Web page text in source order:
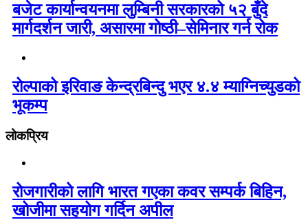
बजेट कार्यान्वयनमा लुम्बिनी सरकारको ५२ बुँदे
मार्गदर्शन जारी, असारमा गोष्ठी–सेमिनार गर्न रोक
रोल्पाको इरिवाङ केन्द्रबिन्दु भएर ४.४ म्याग्निच्युडको
भूकम्प
लोकप्रिय
रोजगारीको लागि भारत गएका कवर सम्पर्क बिहिन,
खोजीमा सहयोग गर्दिन अपील